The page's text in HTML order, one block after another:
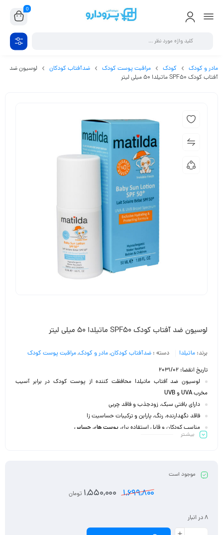
0
مادر و کودک کودک مراقبت پوست کودک ضدآفتاب کودکان
لوسیون ضد
آفتاب کودک SPF50 ماتیلدا 50 میلی لیتر
لوسیون ضد آفتاب کودک SPF50 ماتیلدا 50 میلی لیتر
برند: ماتیلدا دسته : ضدآفتاب کودکان,مادر و کودک,مراقبت پوست کودک
تاریخ انقضا: 2031/02
لوسیون ضد آفتاب ماتیلدا محافظت کننده از پوست کودک در برابر آسیب
مخربUVA وUVB
دارای بافتی سبک، زودجذب و فاقد چربی
فاقد نگهدارنده، رنگ، پارابن و ترکیبات حساسیت زا
مناسب کودکان و قابل استفاده برایپوست های حساس
ضد آفتاب رولی کودک ماتیلدا قابل استفاده روی پوست
بیشـتر
موجود است
1,699,800
1,550,000 تومان
8 در انبار